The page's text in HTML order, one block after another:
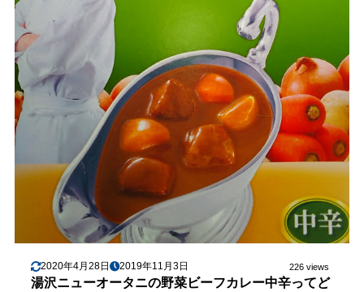
2020年4月28日 2019年11月3日 226 views
湯沢ニューオータニの野菜ビーフカレー中辛ってど